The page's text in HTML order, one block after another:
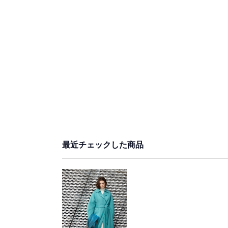
最近チェックした商品